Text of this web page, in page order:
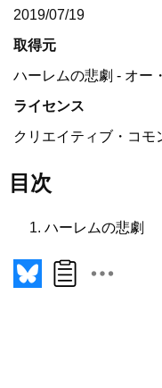
2019/07/19
取得元
ハーレムの悲劇 - オー
ライセンス
クリエイティブ・コモ
目次
ハーレムの悲劇